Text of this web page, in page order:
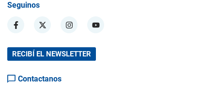
Seguinos
RECIBÍ EL NEWSLETTER
Contactanos